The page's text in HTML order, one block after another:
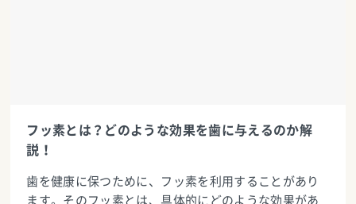
フッ素とは？どのような効果を歯に与えるのか解
説！
歯を健康に保つために、フッ素を利用することがあり
ます。そのフッ素とは、具体的にどのような効果があ